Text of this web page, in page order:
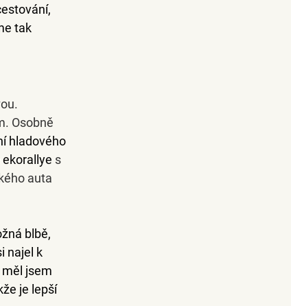
tak
Osobně
hladového
s
auta
blbě,
najel k
jsem
je lepší